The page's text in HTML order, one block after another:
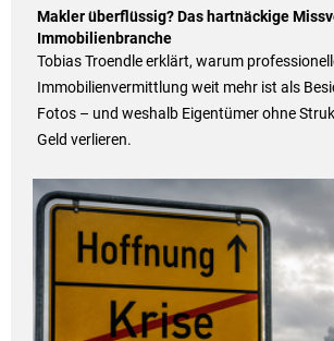
Makler überflüssig? Das hartnäckige
Immobilienbranche
Tobias Troendle erklärt, warum
Immobilienvermittlung weit mehr ist als
Fotos – und weshalb Eigentümer ohne
Geld verlieren.